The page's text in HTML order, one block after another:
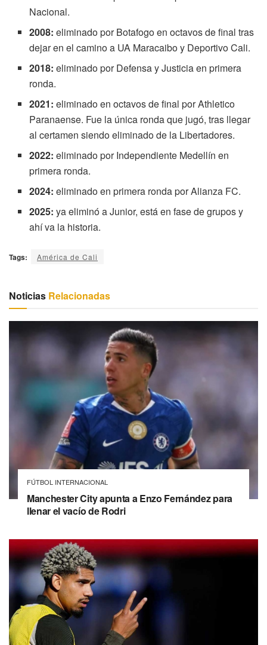
Nacional.
2008: eliminado por Botafogo en octavos de final tras
dejar en el camino a UA Maracaibo y Deportivo Cali.
2018: eliminado por Defensa y Justicia en primera
ronda.
2021: eliminado en octavos de final por Athletico
Paranaense. Fue la única ronda que jugó, tras llegar
al certamen siendo eliminado de la Libertadores.
2022: eliminado por Independiente Medellín en
primera ronda.
2024: eliminado en primera ronda por Alianza FC.
2025: ya eliminó a Junior, está en fase de grupos y
ahí va la historia.
Tags: América de Cali
Noticias Relacionadas
FÚTBOL INTERNACIONAL
Manchester City apunta a Enzo Fernández para
llenar el vacío de Rodri